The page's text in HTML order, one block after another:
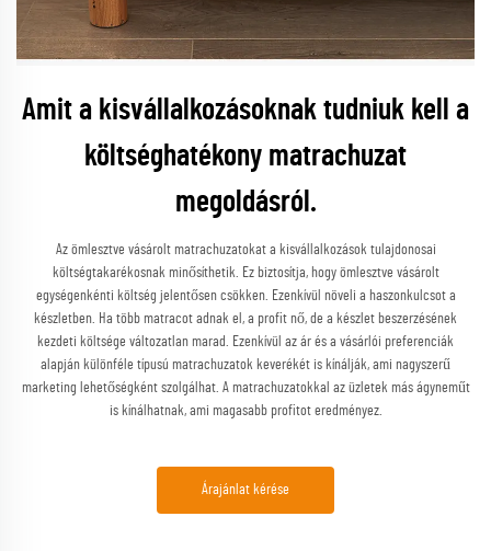
Amit a kisvállalkozásoknak tudniuk kell a
költséghatékony matrachuzat
megoldásról.
Az ömlesztve vásárolt matrachuzatokat a kisvállalkozások tulajdonosai
költségtakarékosnak minősíthetik. Ez biztosítja, hogy ömlesztve vásárolt
egységenkénti költség jelentősen csökken. Ezenkívül növeli a haszonkulcsot a
készletben. Ha több matracot adnak el, a profit nő, de a készlet beszerzésének
kezdeti költsége változatlan marad. Ezenkívül az ár és a vásárlói preferenciák
alapján különféle típusú matrachuzatok keverékét is kínálják, ami nagyszerű
marketing lehetőségként szolgálhat. A matrachuzatokkal az üzletek más ágyneműt
is kínálhatnak, ami magasabb profitot eredményez.
Árajánlat kérése